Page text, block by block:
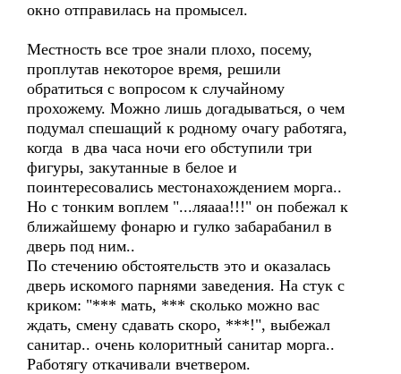
окно отправилась на промысел.
Местность все трое знали плохо, посему,
проплутав некоторое время, решили
обратиться с вопросом к случайному
прохожему. Можно лишь догадываться, о чем
подумал спешащий к родному очагу работяга,
когда в два часа ночи его обступили три
фигуры, закутанные в белое и
поинтересовались местонахождением морга..
Но с тонким воплем "...ляааа!!!" он побежал к
ближайшему фонарю и гулко забарабанил в
дверь под ним..
По стечению обстоятельств это и оказалась
дверь искомого парнями заведения. На стук с
криком: "*** мать, *** сколько можно вас
ждать, смену сдавать скоро, ***!", выбежал
санитар.. очень колоритный санитар морга..
Работягу откачивали вчетвером.